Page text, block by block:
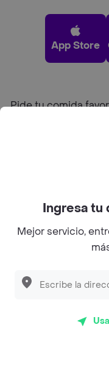
App Store
Pide tu comida
Sobre Rappi
©2026
Ingresa tu
Mejor servicio,